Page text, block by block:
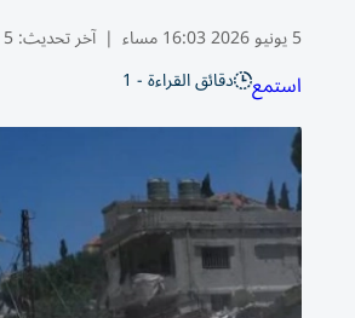
5 يونيو 2026 16:03 مساء | آخر تحديث:5 يونيو 16:15 2026
استمع دقائق القراءة - 1